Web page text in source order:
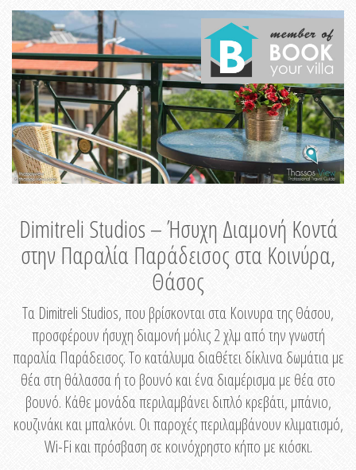
Dimitreli Studios – Ήσυχη Διαμονή Κοντά
στην Παραλία Παράδεισος στα Κοινύρα,
Θάσος
Τα Dimitreli Studios, που βρίσκονται στα Κοινυρα της Θάσου,
προσφέρουν ήσυχη διαμονή μόλις 2 χλμ από την γνωστή
παραλία Παράδεισος. Το κατάλυμα διαθέτει δίκλινα δωμάτια με
θέα στη θάλασσα ή το βουνό και ένα διαμέρισμα με θέα στο
βουνό. Κάθε μονάδα περιλαμβάνει διπλό κρεβάτι, μπάνιο,
κουζινάκι και μπαλκόνι. Οι παροχές περιλαμβάνουν κλιματισμό,
Wi-Fi και πρόσβαση σε κοινόχρηστο κήπο με κιόσκι.